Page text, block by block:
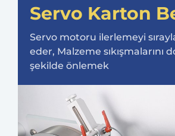
Servo Karton
Servo motoru ilerlemeyi
eder, Malzeme sıkışmalarını
şekilde önlemek